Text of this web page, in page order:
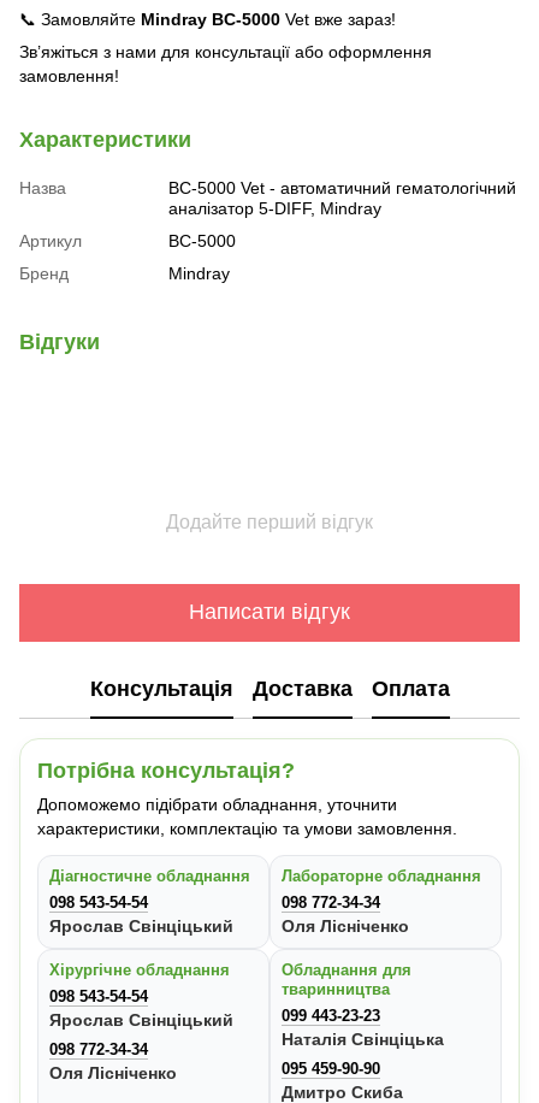
📞 Замовляйте Mindray BC-5000 Vet вже зараз!
Зв’яжіться з нами для консультації або оформлення
замовлення!
Характеристики
Назва
BC-5000 Vet - автоматичний гематологічний
аналізатор 5-DIFF, Mindray
Артикул
BC-5000
Бренд
Mindray
Відгуки
Додайте перший відгук
Написати відгук
Консультація Доставка Оплата
Потрібна консультація?
Допоможемо підібрати обладнання, уточнити
характеристики, комплектацію та умови замовлення.
Діагностичне обладнання
098 543-54-54
Ярослав Свінціцький
Лабораторне обладнання
098 772-34-34
Оля Лісніченко
Хірургічне обладнання
098 543-54-54
Ярослав Свінціцький
098 772-34-34
Оля Лісніченко
Обладнання для
тваринництва
099 443-23-23
Наталія Свінціцька
095 459-90-90
Дмитро Скиба